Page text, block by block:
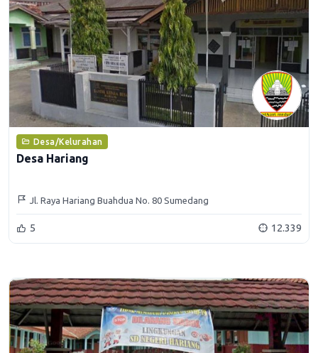
Desa/Kelurahan
Desa Hariang
Jl. Raya Hariang Buahdua No. 80 Sumedang
5 12.339